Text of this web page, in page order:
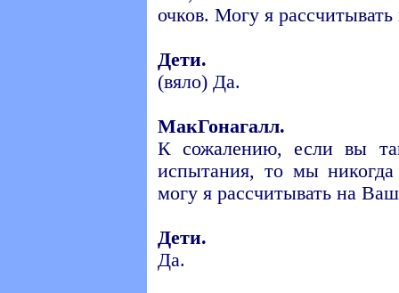
очков. Могу я
Дети.
(вяло) Да.
МакГонагалл.
К сожалению, если вы
испытания, то мы
могу я рассчитывать на
Дети.
Да.